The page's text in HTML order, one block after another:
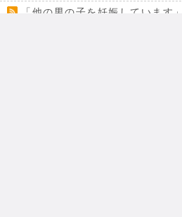
「他の男の子を妊娠していま